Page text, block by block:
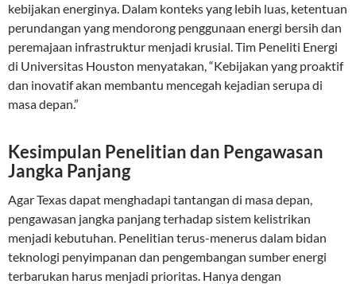
kebijakan energinya. Dalam konteks yang lebih luas, ketentuan
perundangan yang mendorong penggunaan energi bersih dan
peremajaan infrastruktur menjadi krusial. Tim Peneliti Energi
di Universitas Houston menyatakan, “Kebijakan yang proaktif
dan inovatif akan membantu mencegah kejadian serupa di
masa depan.”
Kesimpulan Penelitian dan Pengawasan
Jangka Panjang
Agar Texas dapat menghadapi tantangan di masa depan,
pengawasan jangka panjang terhadap sistem kelistrikan
menjadi kebutuhan. Penelitian terus-menerus dalam bidan
teknologi penyimpanan dan pengembangan sumber energi
terbarukan harus menjadi prioritas. Hanya dengan